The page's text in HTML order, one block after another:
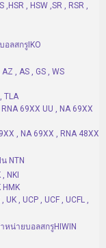
, HSW ,SR , RSR ,
อลสกรูIKO
, AS , GS , WS
TLA
69XX UU , NA 69XX
, NA 69XX , RNA 48XX
NTN
NKI
, UCP , UCF , UCFL ,
หน่ายบอลสกรูHIWIN